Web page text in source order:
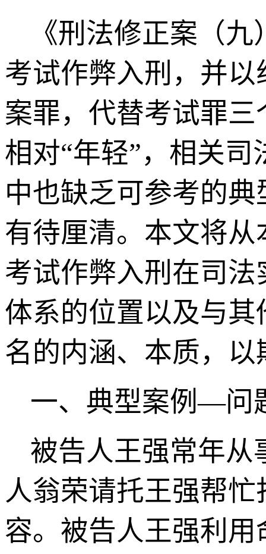
《刑法修正案（
考试作弊入刑，并
案罪，代替考试罪
相对“年轻”，相关
中也缺乏可参考的
有待厘清。本文将
考试作弊入刑在司
体系的位置以及与
名的内涵、本质，
一、典型案例—问
被告人王强常年从
人翁荣请托王强帮
容。被告人王强利